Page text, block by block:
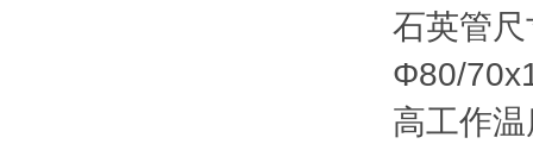
石英管
Φ80/
高工作